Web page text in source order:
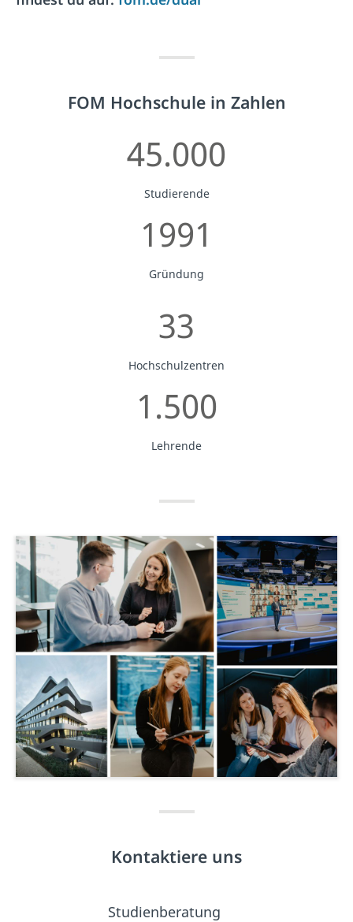
FOM Hochschule in Zahlen
45.000
Studierende
1991
Gründung
33
Hochschulzentren
1.500
Lehrende
Kontaktiere uns
Studienberatung